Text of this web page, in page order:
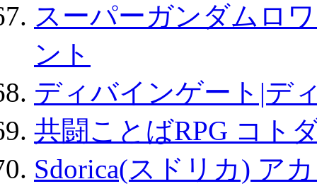
スーパーガンダムロ
ント
ディバインゲート|デ
共闘ことばRPG コト
Sdorica(スドリカ) ア